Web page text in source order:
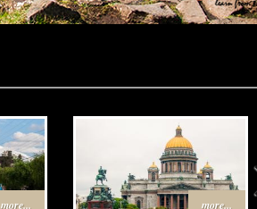
more... more...